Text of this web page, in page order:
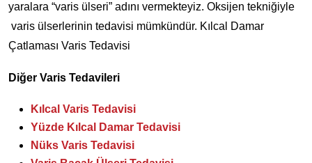
yaralara “varis ülseri” adını vermekteyiz. Oksijen tekniğiyle
varis ülserlerinin tedavisi mümkündür. Kılcal Damar
Çatlaması Varis Tedavisi
Diğer Varis Tedavileri
Kılcal Varis Tedavisi
Yüzde Kılcal Damar Tedavisi
Nüks Varis Tedavisi